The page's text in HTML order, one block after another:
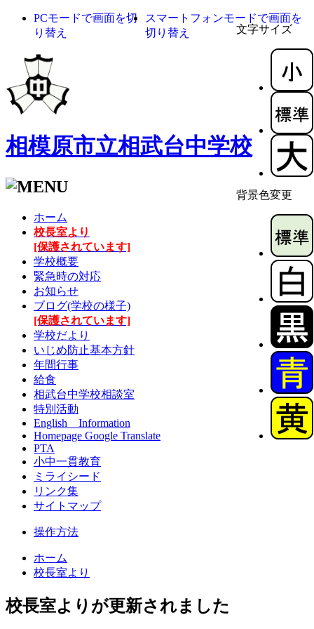
文字サイズ
背景色変更
PCモードで画面を切
り替え
スマートフォンモードで画面を
切り替え
相模原市立相武台中学校
ホーム
校長室より
[保護されています]
学校概要
緊急時の対応
お知らせ
ブログ(学校の様子)
[保護されています]
学校だより
いじめ防止基本方針
年間行事
給食
相武台中学校相談室
特別活動
English Information
Homepage Google Translate
PTA
小中一貫教育
ミライシード
リンク集
サイトマップ
操作方法
ホーム
校長室より
校長室よりが更新されました